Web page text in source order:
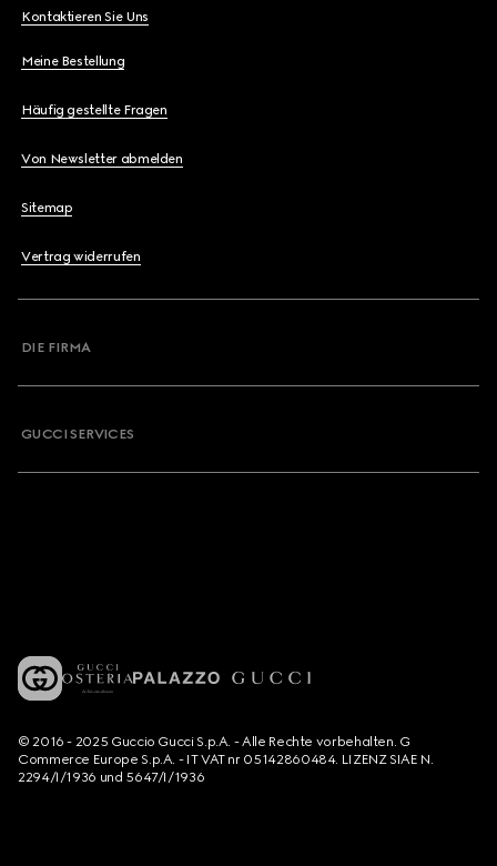
Kontaktieren Sie Uns
Meine Bestellung
Häufig gestellte Fragen
Von Newsletter abmelden
Sitemap
Vertrag widerrufen
DIE FIRMA
GUCCI SERVICES
© 2016 - 2025 Guccio Gucci S.p.A. - Alle Rechte vorbehalten. G
Commerce Europe S.p.A. - IT VAT nr 05142860484. LIZENZ SIAE N.
2294/I/1936 und 5647/I/1936